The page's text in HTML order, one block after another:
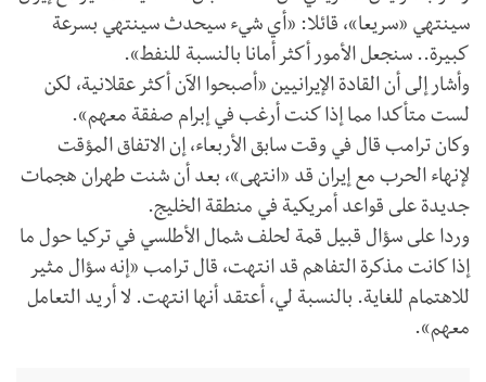
سينتهي «سريعا»، قائلا: «أي شيء سيحدث سينتهي بسرعة
كبيرة.. سنجعل الأمور أكثر أمانا بالنسبة للنفط».
وأشار إلى أن القادة الإيرانيين «أصبحوا الآن أكثر عقلانية، لكن
لست متأكدا مما إذا كنت أرغب في إبرام صفقة معهم».
وكان ترامب قال في وقت سابق الأربعاء، إن الاتفاق المؤقت
لإنهاء الحرب مع إيران قد «انتهى»، بعد أن شنت طهران هجمات
جديدة على قواعد أمريكية في منطقة الخليج.
وردا على سؤال قبيل قمة لحلف شمال الأطلسي في تركيا حول ما
إذا كانت مذكرة التفاهم قد انتهت، قال ترامب «إنه سؤال مثير
للاهتمام للغاية. بالنسبة لي، أعتقد أنها انتهت. لا أريد التعامل
معهم».